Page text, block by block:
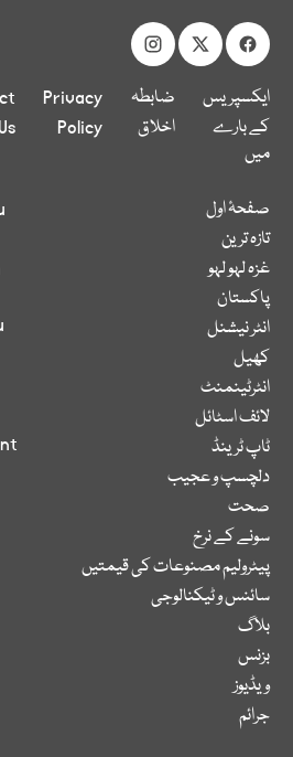
ایکسپریس
کے بارے
میں
ضابطہ
اخلاق
Privacy
Policy
Us
صفحۂ اول
تازہ ترین
غزہ لہو لہو
پاکستان
انٹر نیشنل
کھیل
انٹرٹینمنٹ
لائف اسٹائل
ٹاپ ٹرینڈ
دلچسپ و عجیب
صحت
سونے کے نرخ
پیٹرولیم مصنوعات کی قیمتیں
سائنس و ٹیکنالوجی
بلاگ
بزنس
ویڈیوز
جرائم